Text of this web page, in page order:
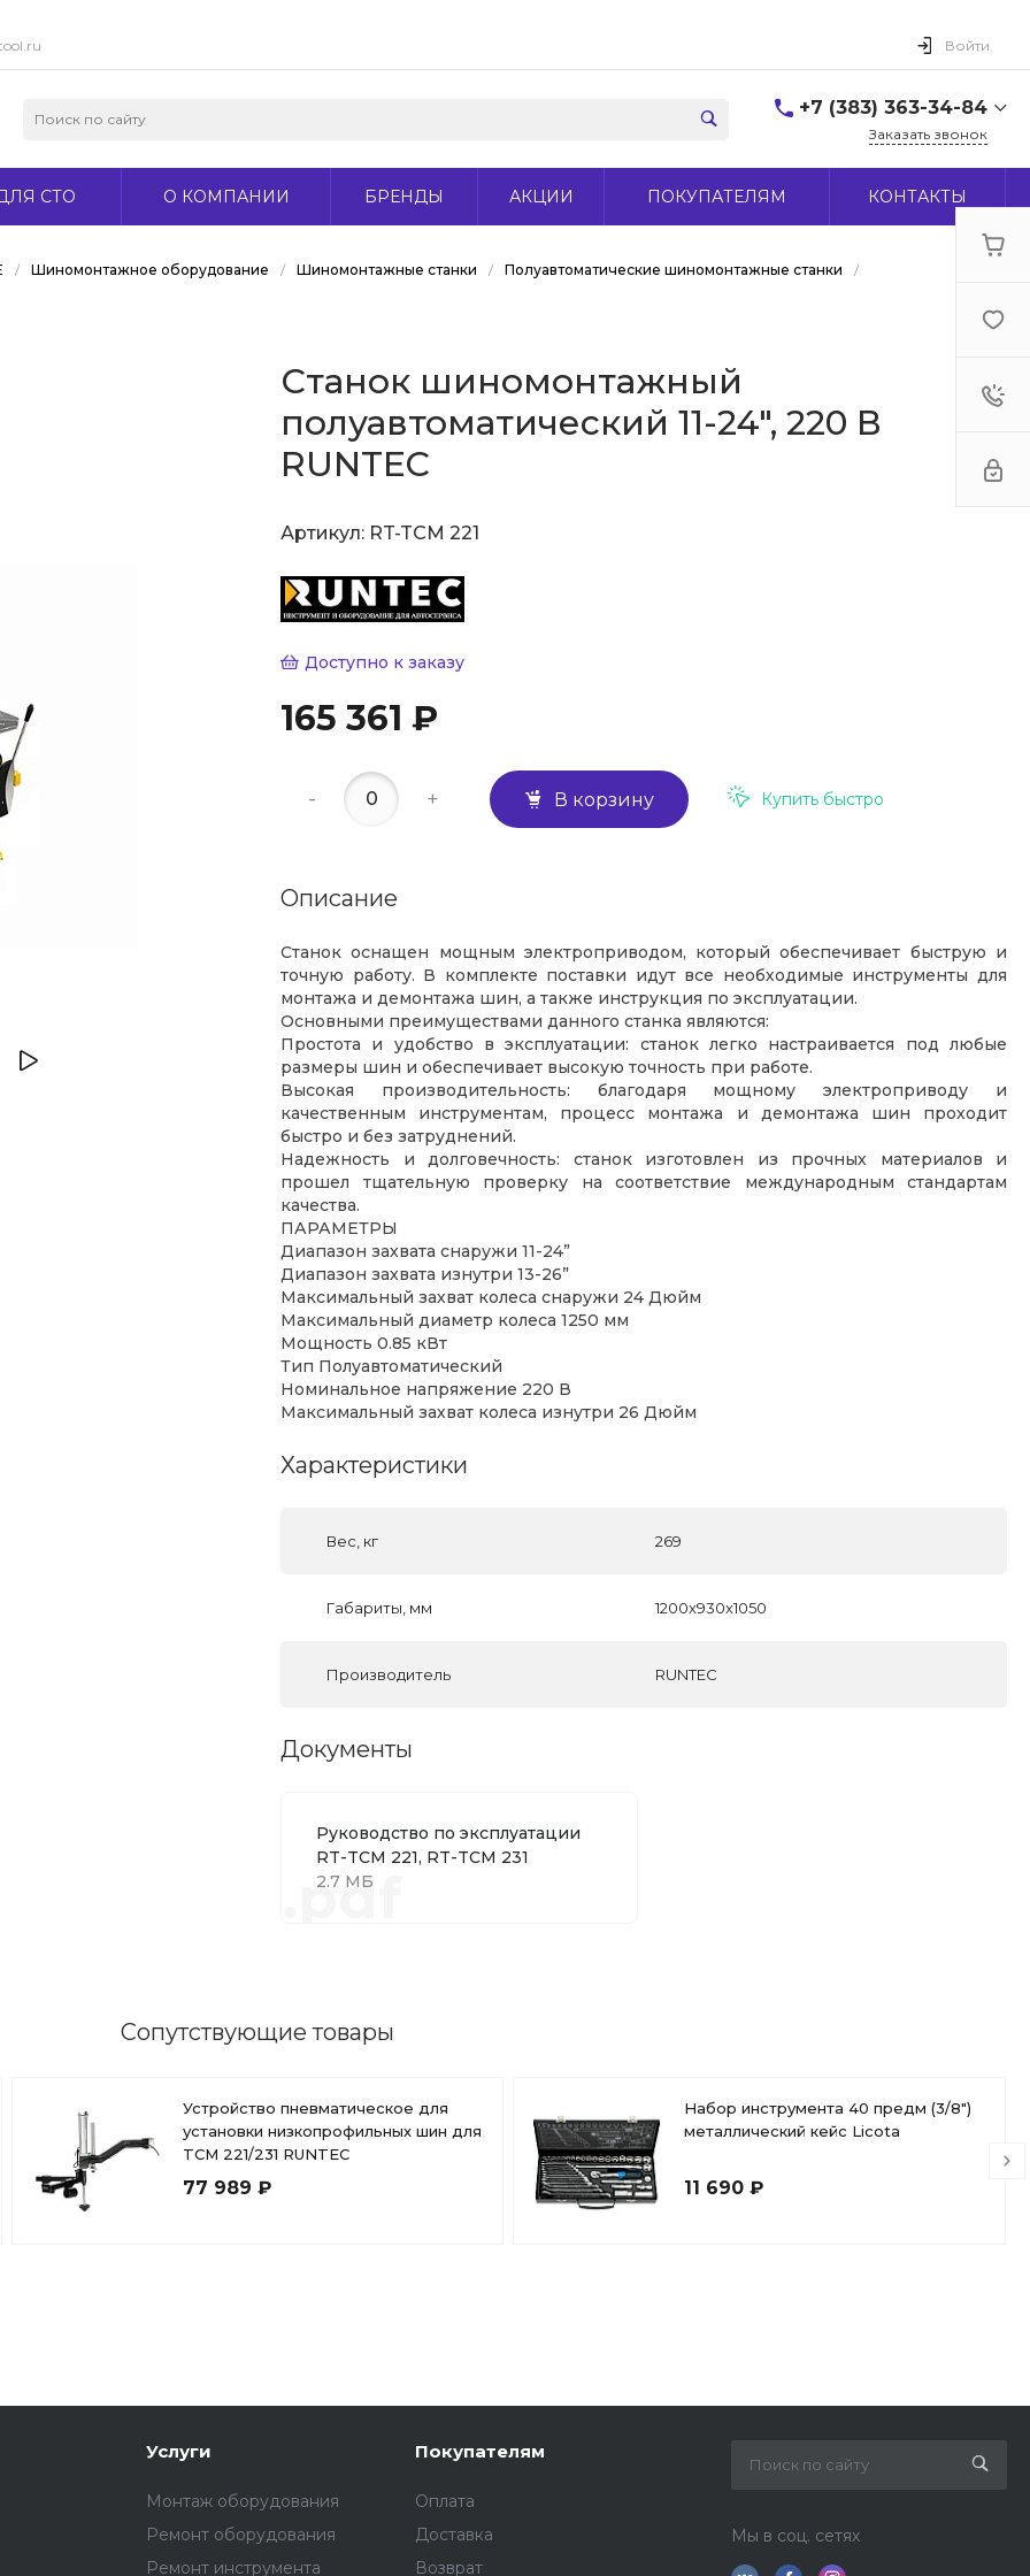
Войти
+7 (383) 363-34-84
г. Новосибирск, ул.
Заказать звонок
СТО О КОМПАНИИ БРЕНДЫ АКЦИИ ПОКУПАТЕЛЯМ КОНТАКТЫ
/ Шиномонтажное оборудование / Шиномонтажные станки / Полуавтоматические шиномонтажные станки /
Станок шиномонтажный
полуавтоматический 11-24", 220 В
RUNTEC
Артикул: RT-TCM 221
Доступно к заказу
165 361 ₽
- + В корзину Купить быстро
Описание
Станок оснащен мощным электроприводом, который обеспечивает быструю и
точную работу. В комплекте поставки идут все необходимые инструменты для
монтажа и демонтажа шин, а также инструкция по эксплуатации.
Основными преимуществами данного станка являются:
Простота и удобство в эксплуатации: станок легко настраивается под любые
размеры шин и обеспечивает высокую точность при работе.
Высокая производительность: благодаря мощному электроприводу и
качественным инструментам, процесс монтажа и демонтажа шин проходит
быстро и без затруднений.
Надежность и долговечность: станок изготовлен из прочных материалов и
прошел тщательную проверку на соответствие международным стандартам
качества.
ПАРАМЕТРЫ
Диапазон захвата снаружи 11-24”
Диапазон захвата изнутри 13-26”
Максимальный захват колеса снаружи 24 Дюйм
Максимальный диаметр колеса 1250 мм
Мощность 0.85 кВт
Тип Полуавтоматический
Номинальное напряжение 220 В
Максимальный захват колеса изнутри 26 Дюйм
Характеристики
Вес, кг 269
Габариты, мм 1200х930х1050
Производитель RUNTEC
Документы
Руководство по эксплуатации
RT-TCM 221, RT-TCM 231
2.7 МБ
.pdf
Сопутствующие товары
Устройство пневматическое для
установки низкопрофильных шин для
TCM 221/231 RUNTEC
77 989 ₽
Набор инструмента 40 предм (3/8")
металлический кейс Licota
11 690 ₽
Услуги
Монтаж оборудования
Ремонт оборудования
Ремонт инструмента
Покупателям
Оплата
Доставка
Возврат
Мы в соц. сетях